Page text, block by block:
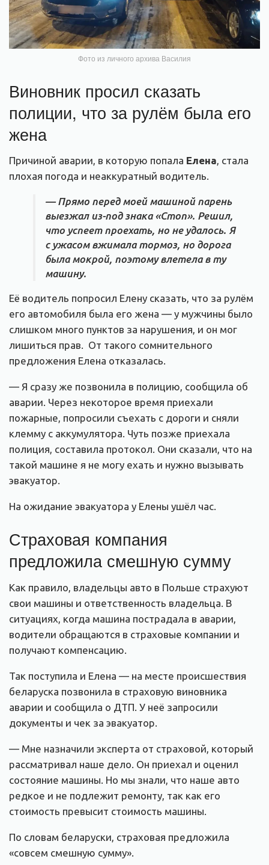
Фото из личного архива Василия
Виновник просил сказать
полиции, что за рулём была его
жена
Причиной аварии, в которую попала Елена, стала
плохая погода и неаккуратный водитель.
— Прямо перед моей машиной парень
выезжал из-под знака «Стоп». Решил,
что успеет проехать, но не удалось. Я
с ужасом вжимала тормоз, но дорога
была мокрой, поэтому влетела в ту
машину.
Её водитель попросил Елену сказать, что за рулём
его автомобиля была его жена — у мужчины было
слишком много пунктов за нарушения, и он мог
лишиться прав. От такого сомнительного
предложения Елена отказалась.
— Я сразу же позвонила в полицию, сообщила об
аварии. Через некоторое время приехали
пожарные, попросили съехать с дороги и сняли
клемму с аккумулятора. Чуть позже приехала
полиция, составила протокол. Они сказали, что на
такой машине я не могу ехать и нужно вызывать
эвакуатор.
На ожидание эвакуатора у Елены ушёл час.
Страховая компания
предложила смешную сумму
Как правило, владельцы авто в Польше страхуют
свои машины и ответственность владельца. В
ситуациях, когда машина пострадала в аварии,
водители обращаются в страховые компании и
получают компенсацию.
Так поступила и Елена — на месте происшествия
беларуска позвонила в страховую виновника
аварии и сообщила о ДТП. У неё запросили
документы и чек за эвакуатор.
— Мне назначили эксперта от страховой, который
рассматривал наше дело. Он приехал и оценил
состояние машины. Но мы знали, что наше авто
редкое и не подлежит ремонту, так как его
стоимость превысит стоимость машины.
По словам беларуски, страховая предложила
«совсем смешную сумму».